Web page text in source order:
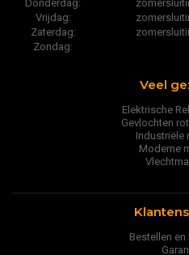
Donderdag:
Vrijdag:
Zaterdag:
Zondag:
Veel
Elektrische
Gevlochten
Industriële
Moderne
Bestellen